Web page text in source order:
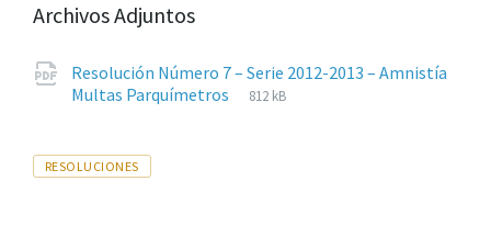
Archivos Adjuntos
Resolución Número 7 – Serie 2012-2013 – Amnistía
Multas Parquímetros
Extensiones
pdf
Tamaño
812 kB
Tags
RESOLUCIONES